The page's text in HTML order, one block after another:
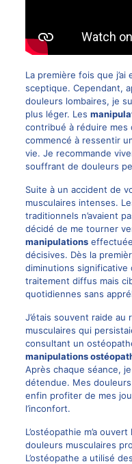
La première fois que j’ai
sceptique. Cependant,
douleurs lombaires, je
plus léger. Les
contribué à réduire mes
commencé à ressentir
vie. Je recommande
souffrant de douleurs
Suite à un accident de
musculaires intenses.
traditionnels n’avaient
décidé de me tourner
manipulations
décisives. Dès la
diminutions significative
traitement diffus mais
quotidiennes sans
J’étais souvent raide au
musculaires qui
consultant un
manipulations
Après chaque séance,
détendue. Mes
enfin profiter de mes
l’inconfort.
L’ostéopathie m’a
douleurs musculaires
L’ostéopathe a utilisé des